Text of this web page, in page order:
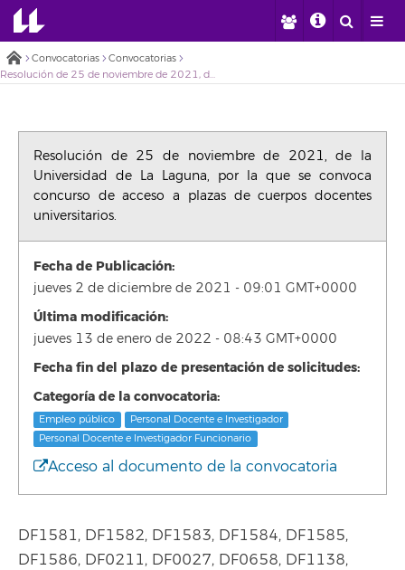
Convocatorias
Convocatorias
Resolución de 25 de noviembre de 2021, de la Universidad de La Laguna, por la que se convoca concurso de acceso a plazas de cuerpos docentes universitarios.
Resolución de 25 de noviembre de 2021, de la
Universidad de La Laguna, por la que se convoca
concurso de acceso a plazas de cuerpos docentes
universitarios.
Fecha de Publicación:
jueves 2 de diciembre de 2021 - 09:01 GMT+0000
Última modificación:
jueves 13 de enero de 2022 - 08:43 GMT+0000
Fecha fin del plazo de presentación de solicitudes:
Categoría de la convocatoria:
Empleo público
Personal Docente e Investigador
Personal Docente e Investigador Funcionario
Acceso al documento de la convocatoria
DF1581, DF1582, DF1583, DF1584, DF1585,
DF1586, DF0211, DF0027, DF0658, DF1138,